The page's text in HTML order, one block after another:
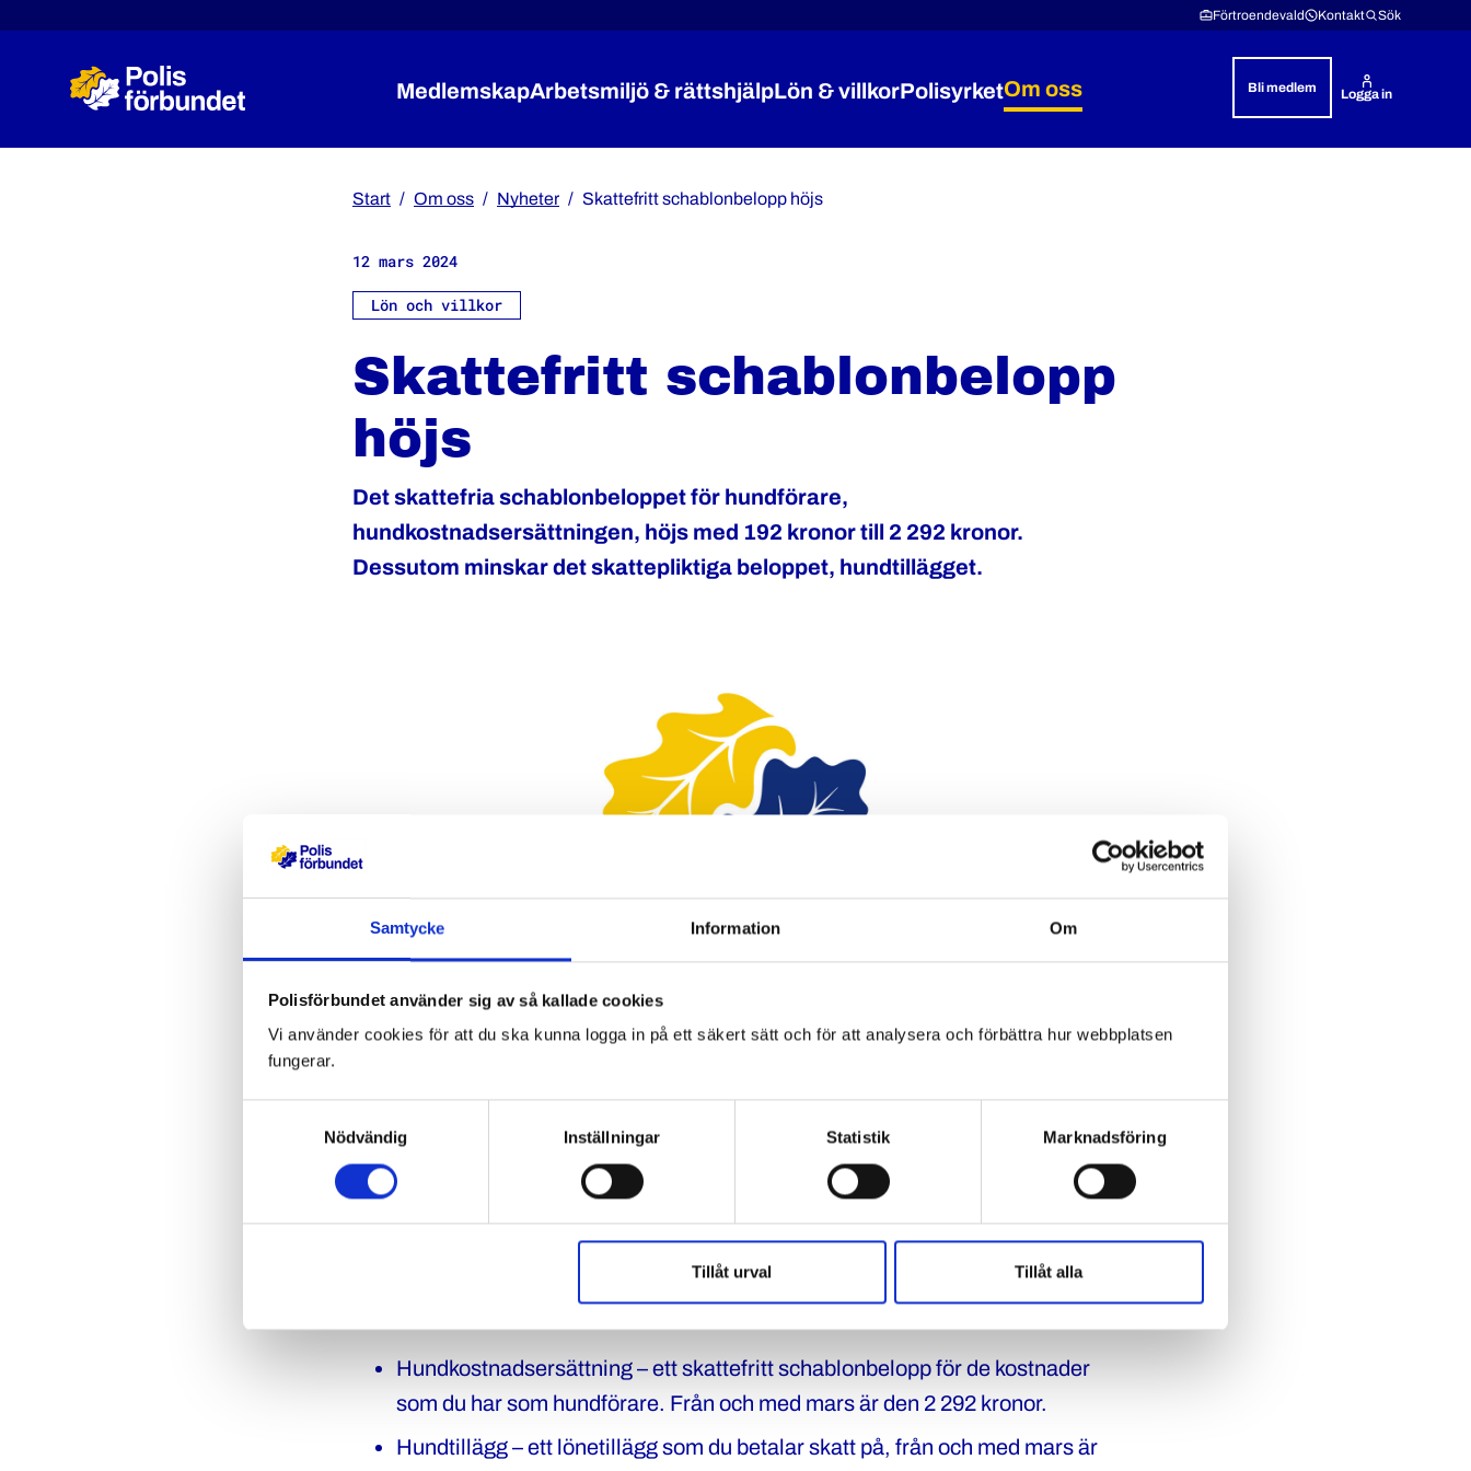
Samtycke Information Om
Polisförbundet använder sig av så kallade cookies
Vi använder cookies för att du ska kunna logga in på ett säkert sätt och för att analysera och förbättra hur webbplatsen
fungerar.
Nödvändig
Inställningar Statistik Marknadsföring
Tillåt urval Tillåt alla
Förtroendevald Kontakt Sök
MedlemskapExpandera Medlemskap
Arbetsmiljö & rättshjälpExpandera Arbetsmiljö & rättshjälp
Lön & villkorExpandera Lön & villkor
PolisyrketExpandera Polisyrket
Om oss
Expandera Om oss
Bli medlem Logga in
Start Om oss Nyheter Skattefritt schablonbelopp höjs
12 mars 2024
Lön och villkor
Skattefritt schablonbelopp
höjs
Det skattefria schablonbeloppet för hundförare,
hundkostnadsersättningen, höjs med 192 kronor till 2 292 kronor.
Dessutom minskar det skattepliktiga beloppet, hundtillägget.
samband med att prisbasbeloppet förändras, även förändra den
schablonberäknade skattefria delen för hundförarna. Ändringen slår igenom på
din lön i mars.
Hur funkar ersättningen till hundförare?
Hundkostnadsersättning – ett skattefritt schablonbelopp för de kostnader
som du har som hundförare. Från och med mars är den 2 292 kronor.
Hundtillägg – ett lönetillägg som du betalar skatt på, från och med mars är